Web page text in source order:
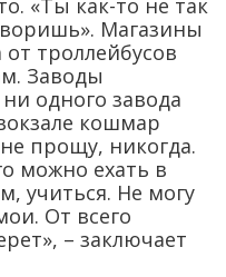
«Ты как-то не так
Магазины
троллейбусов
Заводы
одного завода
кошмар
прощу, никогда.
можно ехать в
учиться. Не могу
От всего
– заключает